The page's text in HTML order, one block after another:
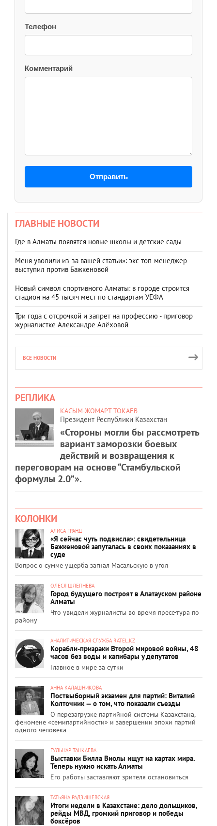
Телефон
Комментарий
Отправить
ГЛАВНЫЕ НОВОСТИ
Где в Алматы появятся новые школы и детские сады
Меня уволили из-за вашей статьи»: экс-топ-менеджер
выступил против Бажкеновой
Новый символ спортивного Алматы: в городе строится
стадион на 45 тысяч мест по стандартам УЕФА
Три года с отсрочкой и запрет на профессию - приговор
журналистке Александре Алёховой
ВСЕ НОВОСТИ
РЕПЛИКА
КАСЫМ-ЖОМАРТ ТОКАЕВ
Президент Республики Казахстан
«Стороны могли бы рассмотреть
вариант заморозки боевых
действий и возвращения к
переговорам на основе “Стамбульской
формулы 2.0”».
КОЛОНКИ
АЛИСА ГРАНД
«Я сейчас чуть подвисла»: свидетельница
Бажкеновой запуталась в своих показаниях в
суде
Вопрос о сумме ущерба загнал Масальскую в угол
ОЛЕСЯ ШЛЕПНЕВА
Город будущего построят в Алатауском районе
Алматы
Что увидели журналисты во время пресс-тура по
району
АНАЛИТИЧЕСКАЯ СЛУЖБА RATEL.KZ
Корабли-призраки Второй мировой войны, 48
часов без воды и капибары у депутатов
Главное в мире за сутки
АННА КАЛАШНИКОВА
Поствыборный экзамен для партий: Виталий
Колточник — о том, что показали съезды
О перезагрузке партийной системы Казахстана,
феномене «семипартийности» и завершении эпохи партий
одного человека
ГУЛЬНАР ТАНКАЕВА
Выставки Билла Виолы ищут на картах мира.
Теперь нужно искать Алматы
Его работы заставляют зрителя остановиться
ТАТЬЯНА РАДЗИШЕВСКАЯ
Итоги недели в Казахстане: дело дольщиков,
рейды МВД, громкий приговор и победы
боксёров